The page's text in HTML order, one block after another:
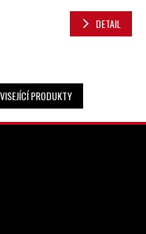
DETAIL
PRODUKTY